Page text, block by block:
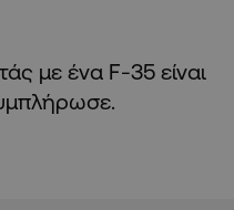
με ένα F-35 είναι